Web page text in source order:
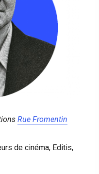
Rue Fromentin
de cinéma, Editis,